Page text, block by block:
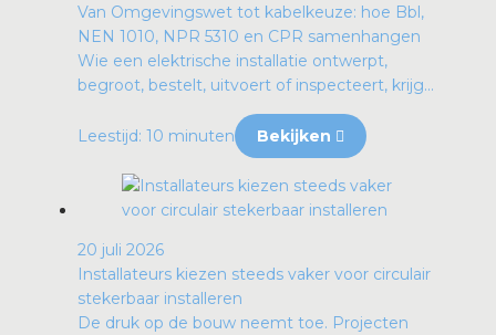
Van Omgevingswet tot kabelkeuze: hoe Bbl,
NEN 1010, NPR 5310 en CPR samenhangen
Wie een elektrische installatie ontwerpt,
begroot, bestelt, uitvoert of inspecteert, krijg...
Leestijd: 10 minuten Bekijken
20 juli 2026
Installateurs kiezen steeds vaker voor circulair
stekerbaar installeren
De druk op de bouw neemt toe. Projecten